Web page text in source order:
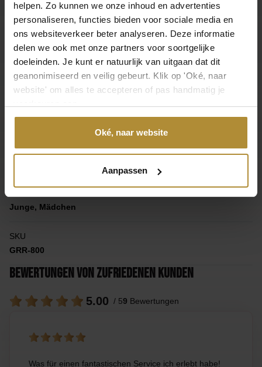
helpen. Zo kunnen we onze inhoud en advertenties
personaliseren, functies bieden voor sociale media en
ons websiteverkeer beter analyseren. Deze informatie
delen we ook met onze partners voor soortgelijke
doeleinden. Je kunt er natuurlijk van uitgaan dat dit
geanonimiseerd en veilig gebeurt. Klik op 'Oké, naar
website' om alles te accepteren of pas handmatig je
Oké, naar website
Aanpassen
Technische Daten
Verpackung
Gewicht
0,5 kg
Abmessungen
35 × 35 × 50 cm
Produkt
Junge, Mädchen
SKU
GRR-800
Bewertungen von zufriedenen Kunden
5.00 / 59 Bewertungen
Was für einen fantastischen Service ich erlebt habe!